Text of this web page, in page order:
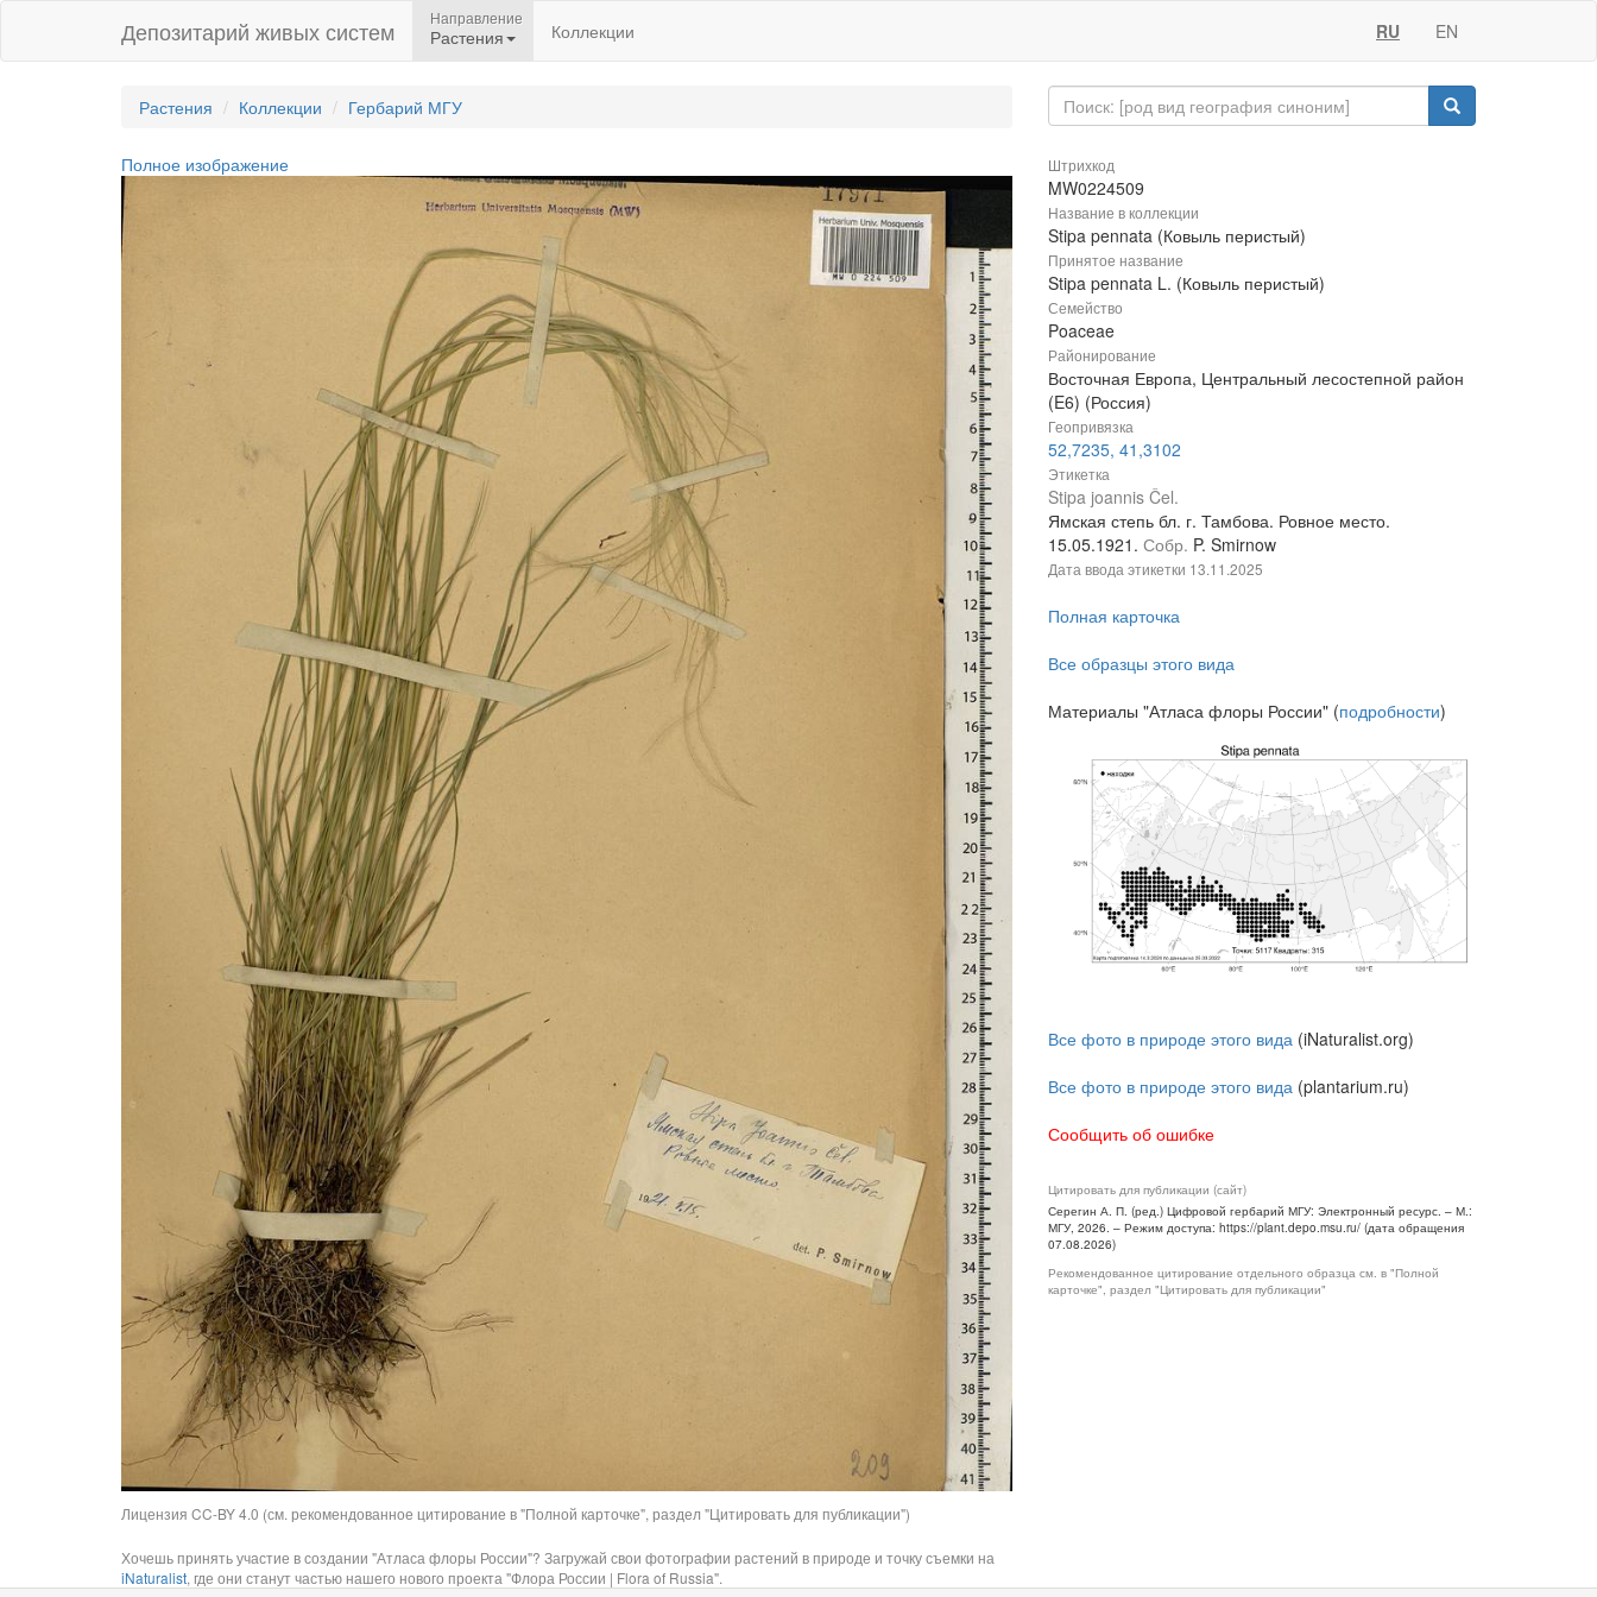
Депозитарий живых систем Направление
Растения Коллекции RU EN
Растения Коллекции Гербарий МГУ
Полное изображение
Лицензия CC-BY 4.0 (см. рекомендованное цитирование в "Полной карточке", раздел "Цитировать для публикации")
Хочешь принять участие в создании "Атласа флоры России"? Загружай свои фотографии растений в природе и точку съемки на
iNaturalist, где они станут частью нашего нового проекта "Флора России | Flora of Russia".
Штрихкод
MW0224509
Название в коллекции
Stipa pennata (Ковыль перистый)
Принятое название
Stipa pennata L. (Ковыль перистый)
Семейство
Poaceae
Районирование
Восточная Европа, Центральный лесостепной район
(E6) (Россия)
Геопривязка
52,7235, 41,3102
Этикетка
Stipa joannis Čel.
Ямская степь бл. г. Тамбова. Ровное место.
15.05.1921. Собр. P. Smirnow
Дата ввода этикетки 13.11.2025
Полная карточка
Все образцы этого вида
Материалы "Атласа флоры России" (подробности)
Все фото в природе этого вида (iNaturalist.org)
Все фото в природе этого вида (plantarium.ru)
Сообщить об ошибке
Цитировать для публикации (сайт)
Серегин А. П. (ред.) Цифровой гербарий МГУ: Электронный ресурс. – М.:
МГУ, 2026. – Режим доступа: https://plant.depo.msu.ru/ (дата обращения
07.08.2026)
Рекомендованное цитирование отдельного образца см. в "Полной
карточке", раздел "Цитировать для публикации"